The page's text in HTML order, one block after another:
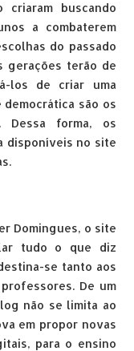
buscando
a combaterem
do passado
gerações terão de
los de criar uma
são os
Dessa forma, os
disponíveis no site
Domingues, o site
tudo o que diz
se tanto aos
De um
não se limita ao
em propor novas
para o ensino